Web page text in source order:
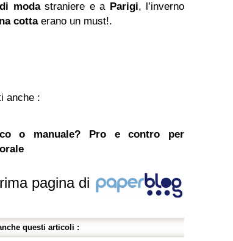
modastraniere e a Parigi, l’inverno
cottaerano un must!.
anche :
o manuale? Pro e contro per
pagina di
questi articoli :